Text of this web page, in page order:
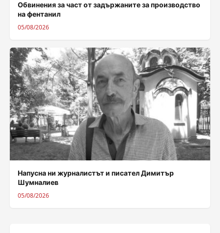
Обвинения за част от задържаните за производство
на фентанил
05/08/2026
Напусна ни журналистът и писател Димитър
Шумналиев
05/08/2026